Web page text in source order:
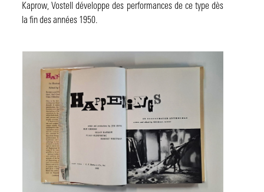
Kaprow, Vostell développe des performances de ce type dès
la fin des années 1950.